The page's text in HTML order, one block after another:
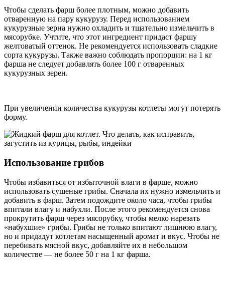
Чтобы сделать фарш более плотным, можно добавить
отваренную на пару кукурузу. Перед использованием
кукурузные зерна нужно охладить и тщательно измельчить в
мясорубке. Учтите, что этот ингредиент придаст фаршу
желтоватый оттенок. Не рекомендуется использовать сладкие
сорта кукурузы. Также важно соблюдать пропорции: на 1 кг
фарша не следует добавлять более 100 г отваренных
кукурузных зерен.
При увеличении количества кукурузы котлеты могут потерять
форму.
Использование грибов
Чтобы избавиться от избыточной влаги в фарше, можно
использовать сушеные грибы. Сначала их нужно измельчить и
добавить в фарш. Затем подождите около часа, чтобы грибы
впитали влагу и набухли. После этого рекомендуется снова
прокрутить фарш через мясорубку, чтобы мелко нарезать
«набухшие» грибы. Грибы не только впитают лишнюю влагу,
но и придадут котлетам насыщенный аромат и вкус. Чтобы не
перебивать мясной вкус, добавляйте их в небольшом
количестве — не более 50 г на 1 кг фарша.